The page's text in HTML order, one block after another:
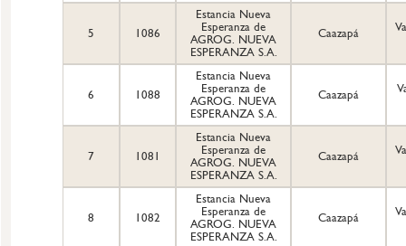
5 1086
Estancia Nueva
Esperanza de
AGROG. NUEVA
ESPERANZA S.A.
Caazapá
6 1088
Estancia Nueva
Esperanza de
AGROG. NUEVA
ESPERANZA S.A.
Caazapá
7 1081
Estancia Nueva
Esperanza de
AGROG. NUEVA
ESPERANZA S.A.
Caazapá
8 1082
Estancia Nueva
Esperanza de
AGROG. NUEVA
ESPERANZA S.A.
Caazapá